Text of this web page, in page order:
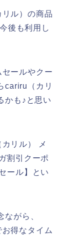
ル）の商品
後も利用し
ールやクー
cariru（カリ
かも♪と思い
リル） メ
割引クーポ
ール】とい
がら、
得なタイム